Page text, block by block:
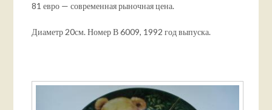
81 евро — современная рыночная цена.
Диаметр 20см. Номер В 6009, 1992 год выпуска.